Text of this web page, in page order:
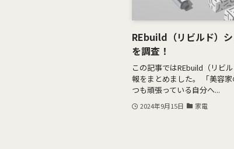
REbuild（リビルド）
を調査！
この記事ではREbuild（リビ
報をまとめました。 「美容
つも頑張っている自分へ...
2024年9月15日 家電